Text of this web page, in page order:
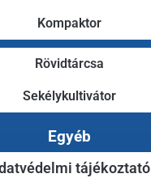
Kompaktor
Rövidtárcsa
Sekélykultivátor
Egyéb
tájékoztató